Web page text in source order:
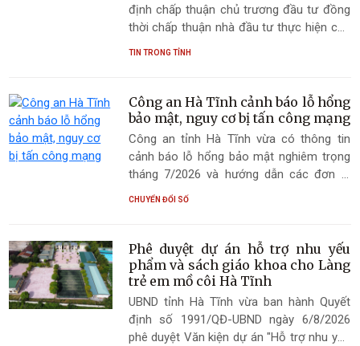
định chấp thuận chủ trương đầu tư đồng
thời chấp thuận nhà đầu tư thực hiện các
Dự án Nhà máy điện gió Kỳ Anh 1, Kỳ Anh
đồng, cụm dự án được kỳ vọng sẽ hình
thành trung tâm năng lượng tái tạo mới
của tỉnh, góp phần thực hiện Quy hoạch
điện VIII, bảo đảm an ninh năng lượng
quốc gia và thúc đẩy tăng trưởng xanh.
TIN TRONG TỈNH
Công an Hà Tĩnh cảnh báo lỗ hổng
bảo mật, nguy cơ bị tấn công mạng
Công an tỉnh Hà Tĩnh vừa có thông tin
cảnh báo lỗ hổng bảo mật nghiêm trọng
tháng 7/2026 và hướng dẫn các đơn vị
giải pháp khắc phục.
CHUYỂN ĐỔI SỐ
Phê duyệt dự án hỗ trợ nhu yếu
phẩm và sách giáo khoa cho Làng
trẻ em mồ côi Hà Tĩnh
UBND tỉnh Hà Tĩnh vừa ban hành Quyết
định số 1991/QĐ-UBND ngày 6/8/2026
phê duyệt Văn kiện dự án "Hỗ trợ nhu yếu